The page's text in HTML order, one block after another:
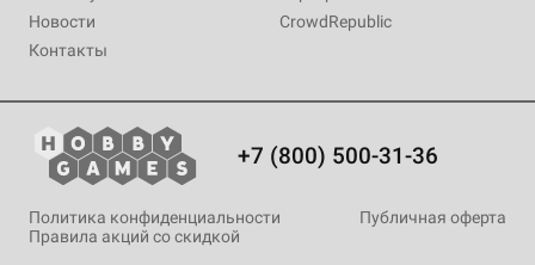
Новости
Контакты
CrowdRepublic
+7 (800) 500-31-36
Политика конфиденциальности
Публичная оферта
Правила акций со скидкой